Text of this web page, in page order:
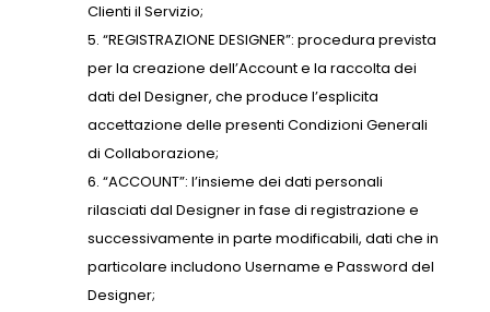
Clienti il Servizio;
“REGISTRAZIONE DESIGNER”: procedura prevista
per la creazione dell’Account e la raccolta dei
dati del Designer, che produce l’esplicita
accettazione delle presenti Condizioni Generali
di Collaborazione;
“ACCOUNT”: l’insieme dei dati personali
rilasciati dal Designer in fase di registrazione e
successivamente in parte modificabili, dati che in
particolare includono Username e Password del
Designer;